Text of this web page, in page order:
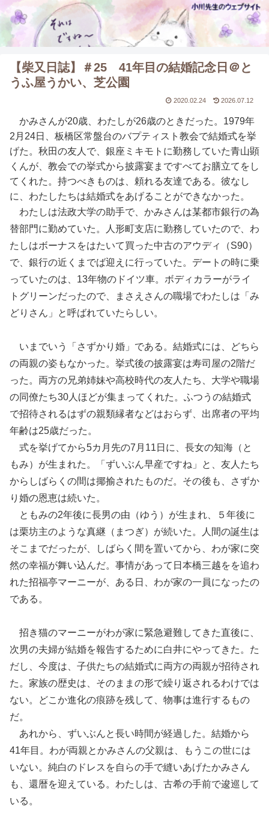
【柴又日誌】＃25 41年目の結婚記念日＠と
うふ屋うかい、芝公園
2020.02.24 2026.07.12
かみさんが20歳、わたしが26歳のときだった。1979年
2月24日、板橋区常盤台のバプティスト教会で結婚式を挙
げた。秋田の友人で、銀座ミキモトに勤務していた青山顕
くんが、教会での挙式から披露宴まですべてお膳立てをし
てくれた。持つべきものは、頼れる友達である。彼なし
に、わたしたちは結婚式をあげることができなかった。
わたしは法政大学の助手で、かみさんは某都市銀行の為
替部門に勤めていた。人形町支店に勤務していたので、わ
たしはボーナスをはたいて買った中古のアウディ（S90）
で、銀行の近くまでば迎えに行っていた。デートの時に乗
っていたのは、13年物のドイツ車。ボディカラーがライ
トグリーンだったので、まさえさんの職場でわたしは「み
どりさん」と呼ばれていたらしい。
いまでいう「さずかり婚」である。結婚式には、どちら
の両親の姿もなかった。挙式後の披露宴は寿司屋の2階だ
った。両方の兄弟姉妹や高校時代の友人たち、大学や職場
の同僚たち30人ほどが集まってくれた。ふつうの結婚式
で招待されるはずの親類縁者などはおらず、出席者の平均
年齢は25歳だった。
式を挙げてから5カ月先の7月11日に、長女の知海（と
もみ）が生まれた。「ずいぶん早産ですね」と、友人たち
からしばらくの間は揶揄されたものだ。その後も、さずか
り婚の恩恵は続いた。
ともみの2年後に長男の由（ゆう）が生まれ、５年後に
は栗坊主のような真継（まつぎ）が続いた。人間の誕生は
そこまでだったが、しばらく間を置いてから、わが家に突
然の幸福が舞い込んだ。事情があって日本橋三越をを追わ
れた招福亭マーニーが、ある日、わが家の一員になったの
である。
招き猫のマーニーがわが家に緊急避難してきた直後に、
次男の夫婦が結婚を報告するために白井にやってきた。た
だし、今度は、子供たちの結婚式に両方の両親が招待され
た。家族の歴史は、そのままの形で繰り返されるわけでは
ない。どこか進化の痕跡を残して、物事は進行するもの
だ。
あれから、ずいぶんと長い時間が経過した。結婚から
41年目。わが両親とかみさんの父親は、もうこの世には
いない。純白のドレスを自らの手で縫いあげたかみさん
も、還暦を迎えている。わたしは、古希の手前で逡巡して
いる。